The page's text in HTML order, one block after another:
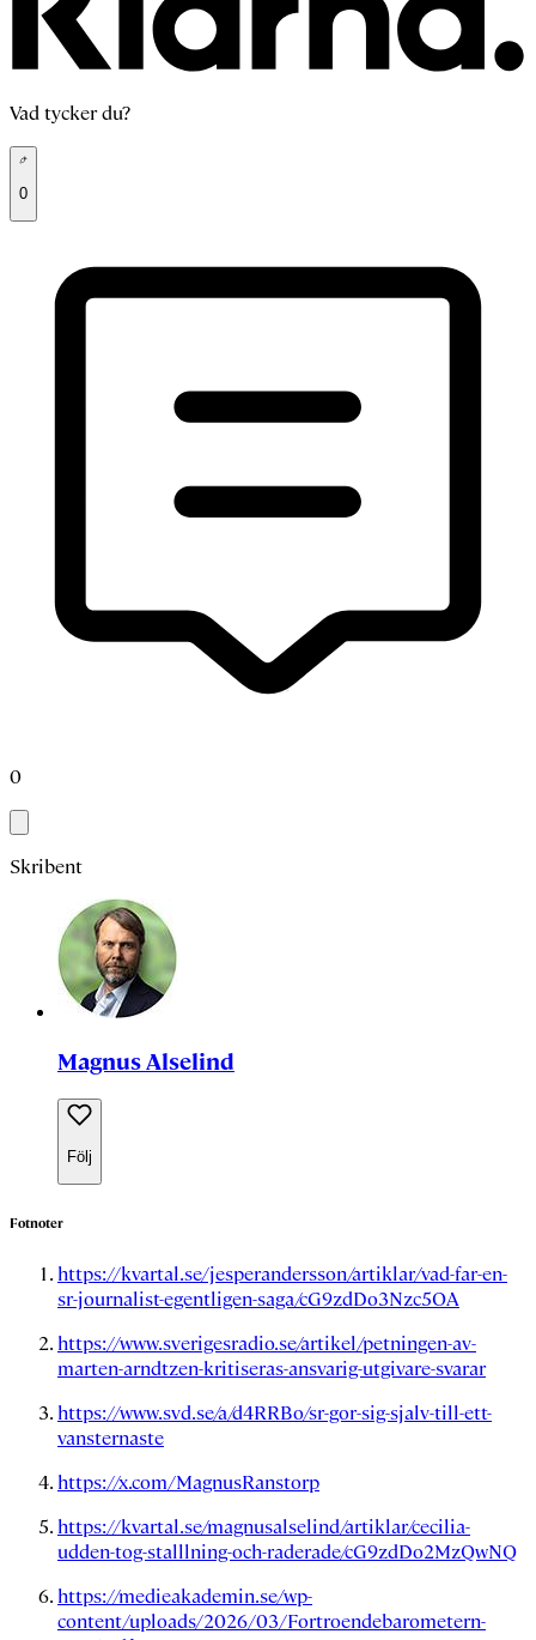
Vad tycker du?
0
0
Skribent
Magnus Alselind
Följ
Fotnoter
https://kvartal.se/jesperandersson/artiklar/vad-far-en-
sr-journalist-egentligen-saga/cG9zdDo3Nzc5OA
https://www.sverigesradio.se/artikel/petningen-av-
marten-arndtzen-kritiseras-ansvarig-utgivare-svarar
https://www.svd.se/a/d4RRBo/sr-gor-sig-sjalv-till-ett-
vansternaste
https://x.com/MagnusRanstorp
https://kvartal.se/magnusalselind/artiklar/cecilia-
udden-tog-stalllning-och-raderade/cG9zdDo2MzQwNQ
https://medieakademin.se/wp-
content/uploads/2026/03/Fortroendebarometern-